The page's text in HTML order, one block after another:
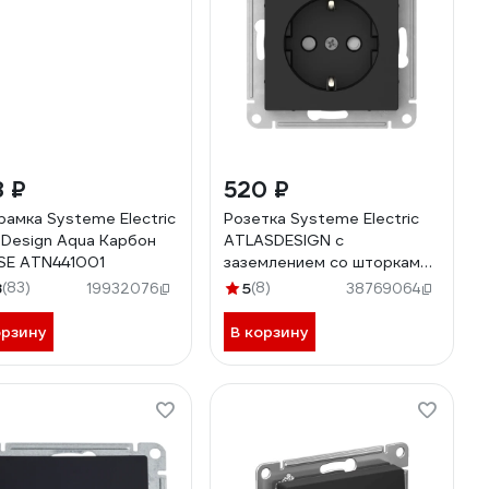
₽
Systeme Electric
Aqua Карбон
ATN441001
(83) 19932076
520 ₽
Розетка Systeme Electric
ATLASDESIGN с
заземлением со шторками,
16А, мех., быстрозажим.
5(8) 38769064
В корзину